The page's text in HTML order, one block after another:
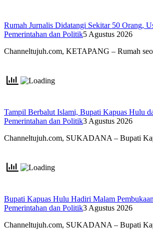
Rumah Jurnalis Didatangi Sekitar 50 Orang,
Pemerintahan dan Politik5 Agustus 2026
Channeltujuh.com, KETAPANG – Rumah
Tampil Berbalut Islami, Bupati Kapuas Hulu
Pemerintahan dan Politik3 Agustus 2026
Channeltujuh.com, SUKADANA – Bupati
Bupati Kapuas Hulu Hadiri Malam
Pemerintahan dan Politik3 Agustus 2026
Channeltujuh.com, SUKADANA – Bupati